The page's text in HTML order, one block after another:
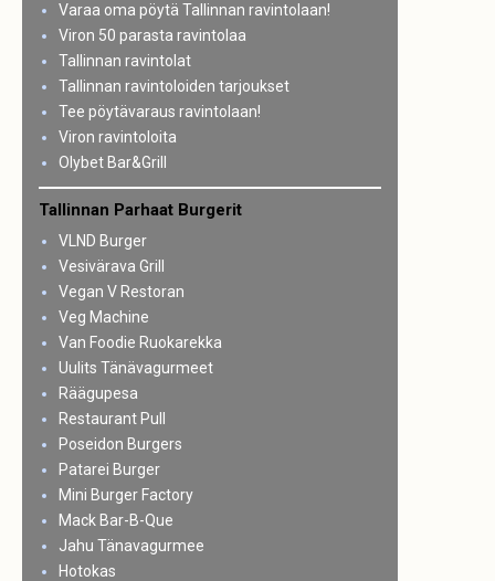
Varaa oma pöytä Tallinnan ravintolaan!
Viron 50 parasta ravintolaa
Tallinnan ravintolat
Tallinnan ravintoloiden tarjoukset
Tee pöytävaraus ravintolaan!
Viron ravintoloita
Olybet Bar&Grill
Tallinnan Parhaat Burgerit
VLND Burger
Vesivärava Grill
Vegan V Restoran
Veg Machine
Van Foodie Ruokarekka
Uulits Tänävagurmeet
Räägupesa
Restaurant Pull
Poseidon Burgers
Patarei Burger
Mini Burger Factory
Mack Bar-B-Que
Jahu Tänavagurmee
Hotokas